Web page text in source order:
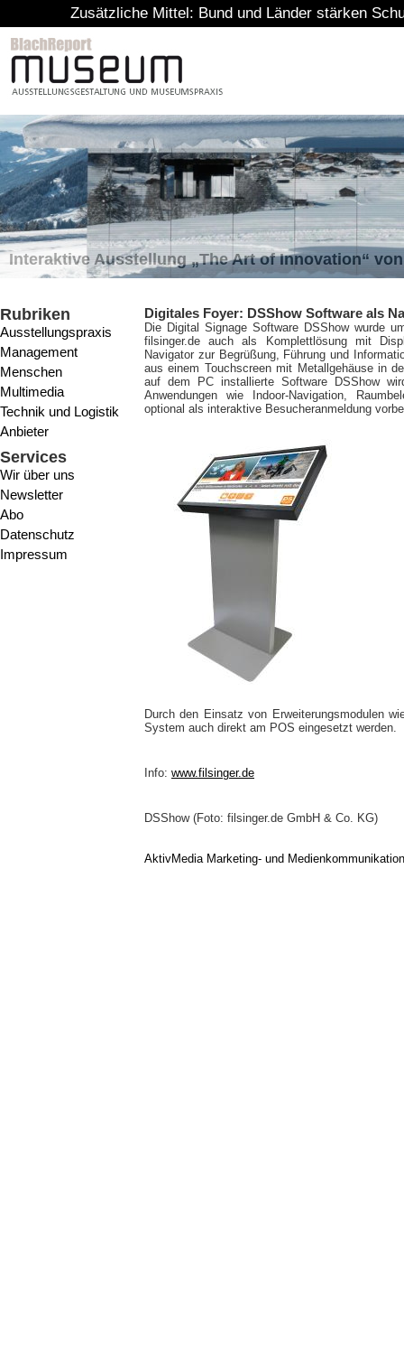
Zusätzliche Mittel: Bund und Länder stärken Schutz von
Interaktive Ausstellung „The Art of Innovation“
Rubriken
Ausstellungspraxis
Management
Menschen
Multimedia
Technik und Logistik
Anbieter
Services
Wir über uns
Newsletter
Abo
Datenschutz
Impressum
Digitales Foyer: DSShow Software als
Die Digital Signage Software DSShow wurde
filsinger.de auch als Komplettlösung mit
Navigator zur Begrüßung, Führung und
aus einem Touchscreen mit Metallgehäuse in
auf dem PC installierte Software DSShow
Anwendungen wie Indoor-Navigation,
optional als interaktive Besucheranmeldung
Durch den Einsatz von Erweiterungsmodulen
System auch direkt am POS eingesetzt werden.
Info: www.filsinger.de
DSShow (Foto: filsinger.de GmbH & Co. KG)
AktivMedia Marketing- und